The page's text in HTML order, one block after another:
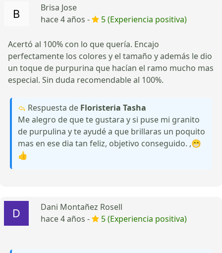
Brisa Jose
hace 4 años -
5 (Experiencia positiva)
Acertó al 100% con lo que quería. Encajo
perfectamente los colores y el tamaño y además le dio
un toque de purpurina que hacían el ramo mucho mas
especial. Sin duda recomendable al 100%.
Respuesta de Floristeria Tasha
Me alegro de que te gustara y si puse mi granito
de purpulina y te ayudé a que brillaras un poquito
mas en ese dia tan feliz, objetivo conseguido. ,😁
👍
Dani Montañez Rosell
hace 4 años -
5 (Experiencia positiva)